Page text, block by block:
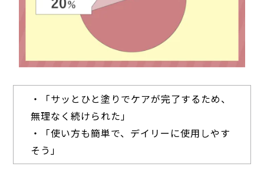
・「サッとひと塗りでケアが完了するため、
無理なく続けられた」
・「使い方も簡単で、デイリーに使用しやす
そう」